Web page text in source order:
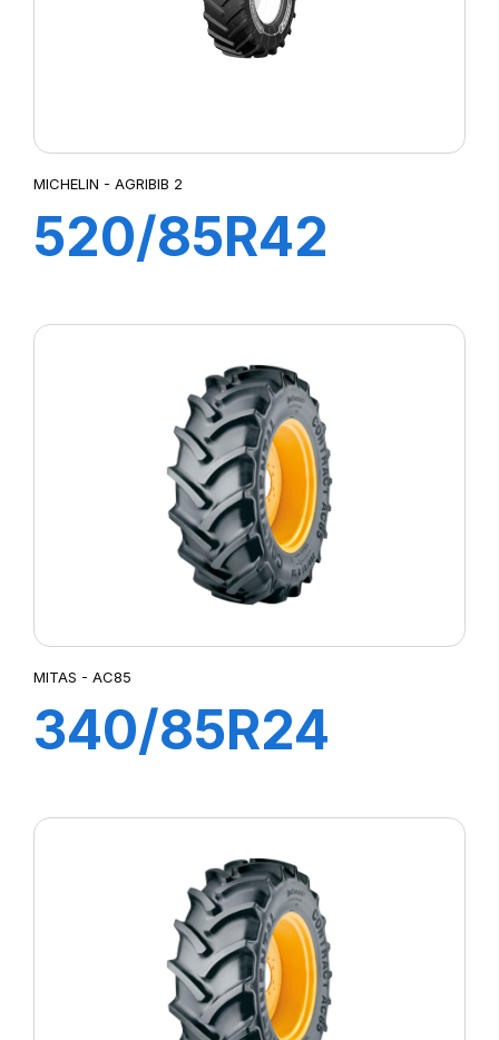
MICHELIN - AGRIBIB 2
520/85R42
AGRIBIB 2
MITAS - AC85
340/85R24
(125B) TL AC85
MITAS